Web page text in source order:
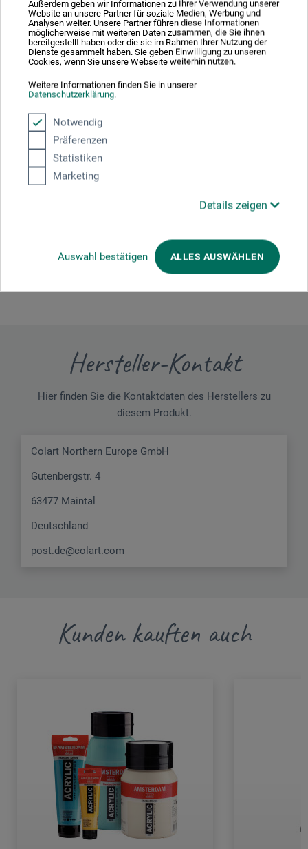
Außerdem geben wir Informationen zu Ihrer Verwendung unserer
Website an unsere Partner für soziale Medien, Werbung und
Analysen weiter. Unsere Partner führen diese Informationen
möglicherweise mit weiteren Daten zusammen, die Sie ihnen
bereitgestellt haben oder die sie im Rahmen Ihrer Nutzung der
Dienste gesammelt haben. Sie geben Einwilligung zu unseren
Cookies, wenn Sie unsere Webseite weiterhin nutzen.
Weitere Informationen finden Sie in unserer
Datenschutzerklärung.
Notwendig
Präferenzen
Statistiken
Marketing
Details zeigen
Auswahl bestätigen ALLES AUSWÄHLEN
Titanium White: Giftig für Wasserorganismen, mit
langfristiger Wirkung. Enthält Cobalt bis(2-
ethylhexanoate). Kann allergische Reaktionen
gefährliche lungengängige Tröpfchen entstehen.
Aerosol oder Nebel nicht einatmen.
Produktbewertungen (0)
JETZT PRODUKT BEWERTEN
Hersteller-Kontakt
Hier finden Sie die Kontaktdaten des Herstellers zu
diesem Produkt.
Colart Northern Europe GmbH
Gutenbergstr. 4
63477 Maintal
Deutschland
post.de@colart.com
Kunden kauften auch